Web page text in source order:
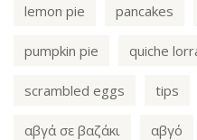
lemon pie pancakes
pumpkin pie quiche
scrambled eggs tips
αβγά σε βαζάκι αβγό